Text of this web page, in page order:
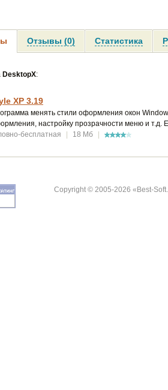
Отзывы (0) Статистика
DesktopX:
XP 3.19
менять стили оформления окон
настройку прозрачности меню и т.д.
бесплатная
| 18 Мб |
Copyright © 2005-2026 «Best-